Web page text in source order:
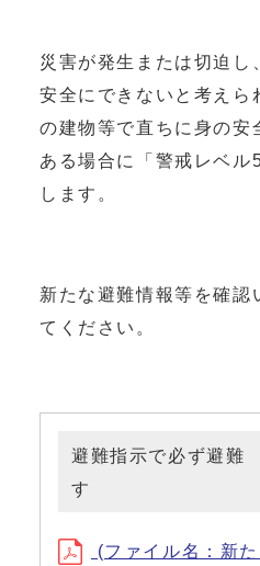
災害が発生または切迫し
安全にできないと考えら
の建物等で直ちに身の安
ある場合に「警戒レベル
します。
新たな避難情報等を確認
てください。
避難指示で必ず避難
す
(ファイル名：新